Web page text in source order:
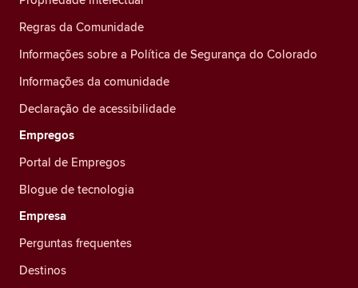
Regras da Comunidade
Informações sobre a Política de Segurança do Colorado
Informações da comunidade
Declaração de acessibilidade
Empregos
Portal de Empregos
Blogue de tecnologia
Empresa
Perguntas frequentes
Destinos